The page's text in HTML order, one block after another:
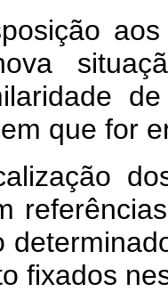
aos
que for
dos
fixados